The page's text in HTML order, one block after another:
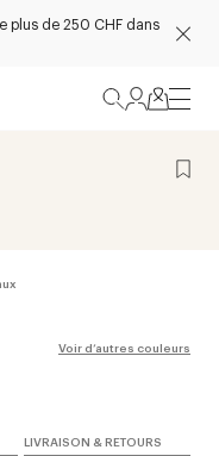
plus de 250 CHF dans
Voir d’autres couleurs
LIVRAISON & RETOURS